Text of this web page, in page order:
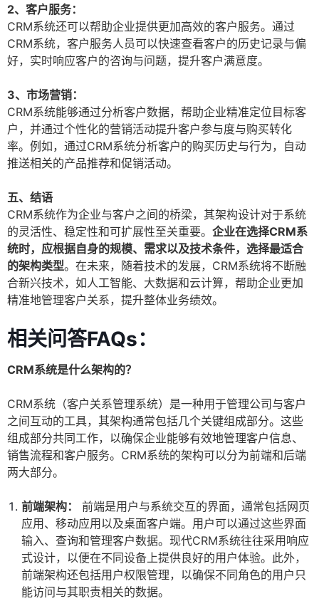
2、客户服务：
CRM系统还可以帮助企业提供更加高效的客户服务。通过
CRM系统，客户服务人员可以快速查看客户的历史记录与偏
好，实时响应客户的咨询与问题，提升客户满意度。
3、市场营销：
CRM系统能够通过分析客户数据，帮助企业精准定位目标客
户，并通过个性化的营销活动提升客户参与度与购买转化
率。例如，通过CRM系统分析客户的购买历史与行为，自动
推送相关的产品推荐和促销活动。
五、结语
CRM系统作为企业与客户之间的桥梁，其架构设计对于系统
的灵活性、稳定性和可扩展性至关重要。 企业在选择CRM系
统时，应根据自身的规模、需求以及技术条件，选择最适合
的架构类型。在未来，随着技术的发展，CRM系统将不断融
合新兴技术，如人工智能、大数据和云计算，帮助企业更加
精准地管理客户关系，提升整体业务绩效。
相关问答FAQs：
CRM系统是什么架构的？
CRM系统（客户关系管理系统）是一种用于管理公司与客户
之间互动的工具，其架构通常包括几个关键组成部分。这些
组成部分共同工作，以确保企业能够有效地管理客户信息、
销售流程和客户服务。CRM系统的架构可以分为前端和后端
两大部分。
前端架构：
前端是用户与系统交互的界面，通常包括网页
应用、移动应用以及桌面客户端。用户可以通过这些界面
输入、查询和管理客户数据。现代CRM系统往往采用响应
式设计，以便在不同设备上提供良好的用户体验。此外，
前端架构还包括用户权限管理，以确保不同角色的用户只
能访问与其职责相关的数据。